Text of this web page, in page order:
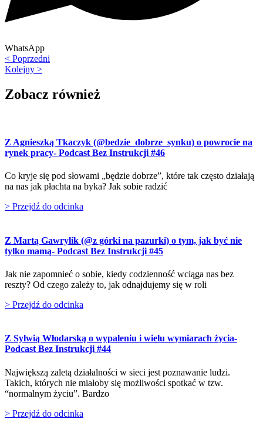
WhatsApp
< Poprzedni
Kolejny >
Zobacz również
Z Agnieszką Tkaczyk (@bedzie_dobrze_synku) o powrocie na
rynek pracy- Podcast Bez Instrukcji #46
Co kryje się pod słowami „będzie dobrze”, które tak często działają
na nas jak płachta na byka? Jak sobie radzić
> Przejdź do odcinka
Z Martą Gawrylik (@z górki na pazurki) o tym, jak być nie
tylko mamą- Podcast Bez Instrukcji #45
Jak nie zapomnieć o sobie, kiedy codzienność wciąga nas bez
reszty? Od czego zależy to, jak odnajdujemy się w roli
> Przejdź do odcinka
Z Sylwią Włodarską o wypaleniu i wielu wymiarach życia-
Podcast Bez Instrukcji #44
Największą zaletą działalności w sieci jest poznawanie ludzi.
Takich, których nie miałoby się możliwości spotkać w tzw.
“normalnym życiu”. Bardzo
> Przejdź do odcinka